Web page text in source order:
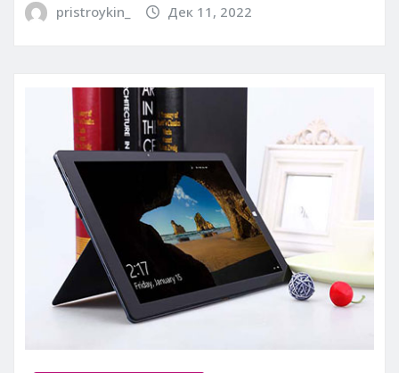
pristroykin_ Дек 11, 2022